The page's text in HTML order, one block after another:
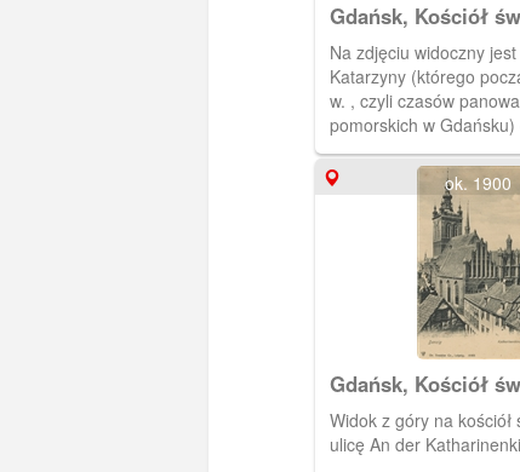
Gdańsk, Kościół
Wielki Młyn,
Katharinen - Kirche
Grosse Mühle
Na zdjęciu widoczny jest
Katarzyny (którego
w. , czyli czasów
pomorskich w
Młyn (wybudowany w
Krzyżaków). Młyn
wysepce zwanej Tarczą,
wody Kanału Raduni - woda z
napędzała koła
czynny do 1945 r.
ok. 1900
Gdańsk, Kościół
Widok z góry na kościół
ulicę An der